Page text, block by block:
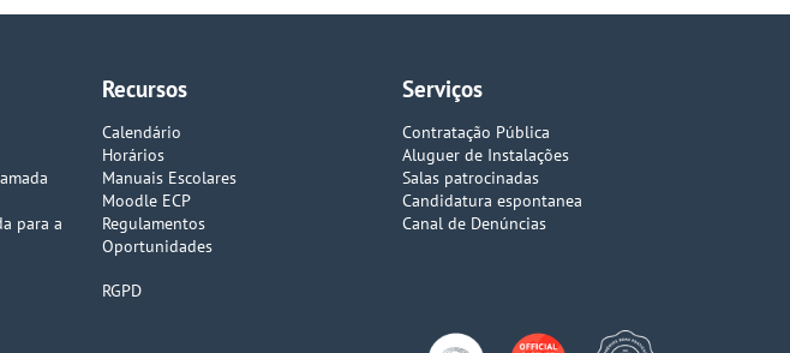
para a
Recursos
Calendário
Horários
Manuais Escolares
Moodle ECP
Regulamentos
Oportunidades
RGPD
Serviços
Contratação Pública
Aluguer de Instalações
Salas patrocinadas
Candidatura espontanea
Canal de Denúncias